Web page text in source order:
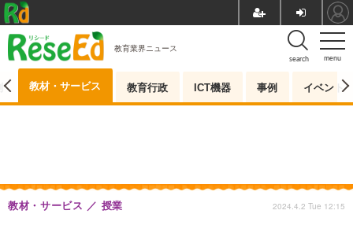
menu
search
教育業界ニュース
教材・サービス 教育行政 ICT機器 事例 イベント
教材・サービス 授業 2024.4.2 Tue 12:15